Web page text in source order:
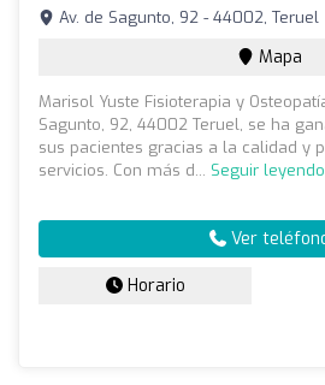
Av. de Sagunto, 92 - 44002, Teruel
Mapa
Marisol Yuste Fisioterapia y
Sagunto, 92, 44002 Teruel, se ha
sus pacientes gracias a la calidad y
servicios. Con más d... Seguir leyendo
Ver
Horario